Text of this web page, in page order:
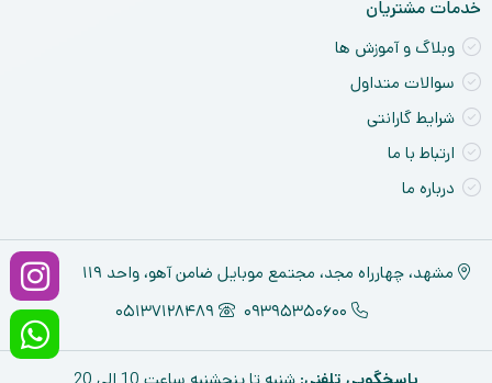
خدمات مشتریان
وبلاگ و آموزش ها
سوالات متداول
شرایط گارانتی
ارتباط با ما
درباره ما
مشهد، چهارراه مجد، مجتمع موبایل ضامن آهو، واحد ۱۱۹
09395350600
05137128489